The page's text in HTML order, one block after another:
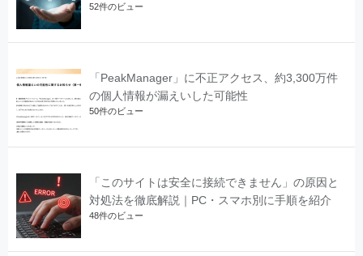
52件のビュー
「PeakManager」に不正アクセス、約3,300万件
の個人情報が漏えいした可能性
50件のビュー
「このサイトは安全に接続できません」の原因と
対処法を徹底解説｜PC・スマホ別に手順を紹介
48件のビュー